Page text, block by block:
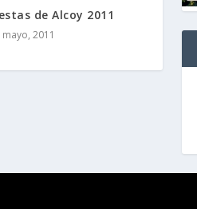
de Alcoy 2011
mayo, 2011